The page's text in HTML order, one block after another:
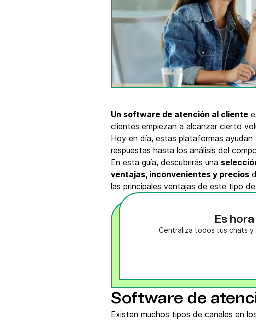
Integra Brevo con más de 150 herramientas
digitales como Shopify, WordPress, Stripe, Zapier
y más.
Un software de atención al cliente
clientes empiezan a alcanzar cierto
Hoy en día, estas plataformas
respuestas hasta los análisis del
En esta guía, descubrirás una
ventajas, inconvenientes y precios
las principales ventajas de este tipo
Es
Centraliza todos tus chats y
Software de
Existen muchos tipos de canales en